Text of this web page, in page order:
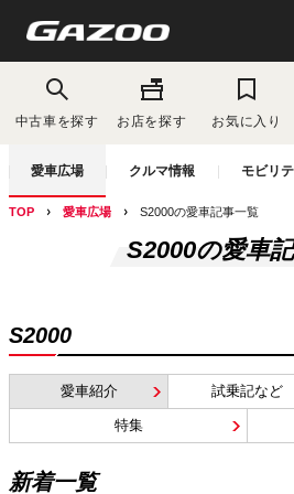
中古車を探す お店を探す お気に入り
愛車広場 クルマ情報 モビリ
TOP 愛車広場 S2000の愛車記事一覧
S2000の愛車
S2000
愛車紹介 試乗記など
特集
新着一覧